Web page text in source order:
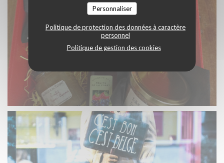
Personnaliser
Politique de protection des données à caractère
personnel
Politique de gestion des cookies